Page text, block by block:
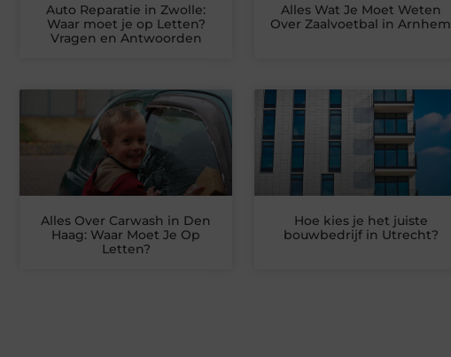
Auto Reparatie in Zwolle:
Waar moet je op Letten?
Vragen en Antwoorden
Alles Wat Je Moet Weten
Over Zaalvoetbal in Arnhem
Alles Over Carwash in Den
Haag: Waar Moet Je Op
Letten?
Hoe kies je het juiste
bouwbedrijf in Utrecht?